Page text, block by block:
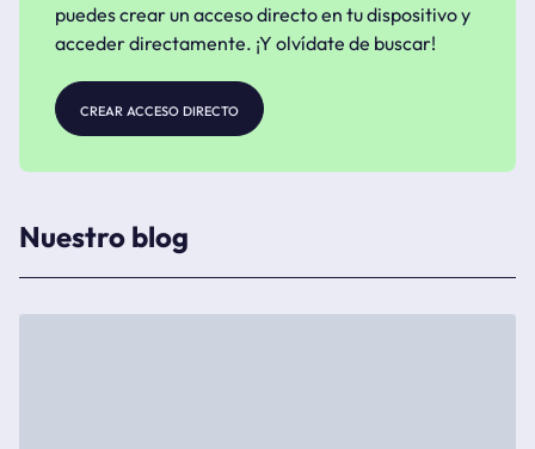
puedes crear un acceso directo en tu dispositivo y
acceder directamente. ¡Y olvídate de buscar!
crear acceso directo
Nuestro blog